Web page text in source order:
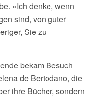
»Ich denke, wenn
sind, von guter
Sie zu
bekam Besuch
de Bertodano, die
ihre Bücher, sondern